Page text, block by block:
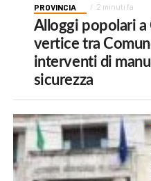
PROVINCIA 2 minuti fa
Alloggi popolari a
vertice tra
interventi di
sicurezza